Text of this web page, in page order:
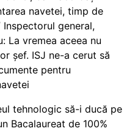
navetei, timp de
Inspectorul general,
La vremea aceea nu
șef. ISJ ne-a cerut să
pentru
tehnologic să-i ducă pe
Bacalaureat de 100%